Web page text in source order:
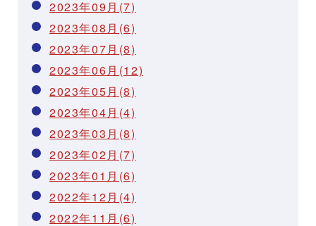
2023年09月(7)
2023年08月(6)
2023年07月(8)
2023年06月(12)
2023年05月(8)
2023年04月(4)
2023年03月(8)
2023年02月(7)
2023年01月(6)
2022年12月(4)
2022年11月(6)